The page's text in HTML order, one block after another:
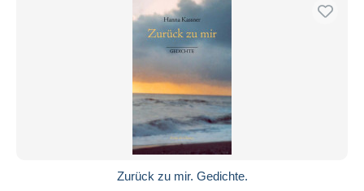
Zurück zu mir. Gedichte.